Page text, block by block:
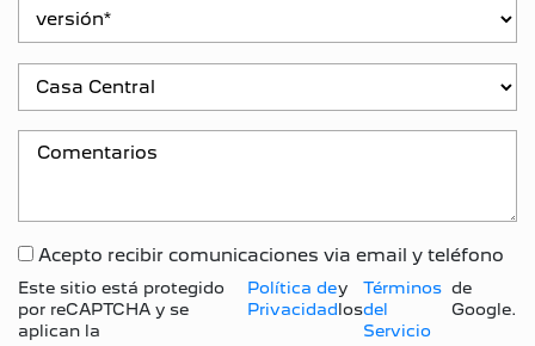
Acepto recibir comunicaciones via email y teléfono
Este sitio está protegido
por reCAPTCHA y se
aplican la
Política de
Privacidad
y
los
Términos
del
Servicio
de
Google.